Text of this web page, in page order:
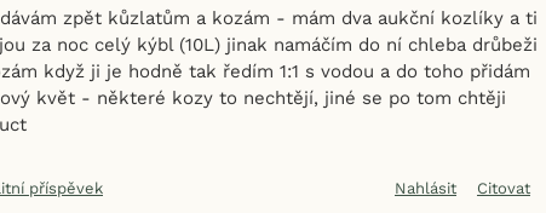
zpět kůzlatům a kozám - mám dva aukční kozlíky a ti
za noc celý kýbl (10L) jinak namáčím do ní chleba drůbeži
když ji je hodně tak ředím 1:1 s vodou a do toho přidám
květ - některé kozy to nechtějí, jiné se po tom chtěji
příspěvek Nahlásit Citovat